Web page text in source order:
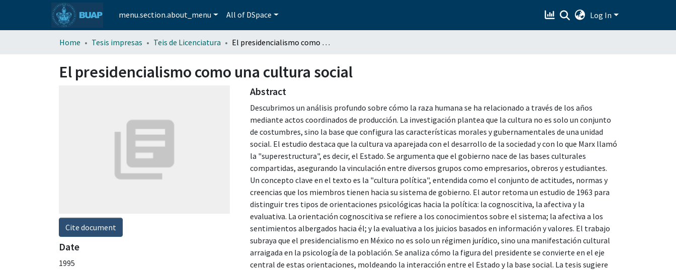
menu.section.about_menu All of DSpace Log In
Home Tesis impresas Teis de Licenciatura El presidencialismo como una cultura social
El presidencialismo como una cultura social
Cite document
Date
1995
Abstract
Descubrimos un análisis profundo sobre cómo la raza humana se ha relacionado a través de los años
mediante actos coordinados de producción. La investigación plantea que la cultura no es solo un conjunto
de costumbres, sino la base que configura las características morales y gubernamentales de una unidad
social. El estudio destaca que la cultura va aparejada con el desarrollo de la sociedad y con lo que Marx llamó
la "superestructura", es decir, el Estado. Se argumenta que el gobierno nace de las bases culturales
compartidas, asegurando la vinculación entre diversos grupos como empresarios, obreros y estudiantes.
Un concepto clave en el texto es la "cultura política", entendida como el conjunto de actitudes, normas y
creencias que los miembros tienen hacia su sistema de gobierno. El autor retoma un estudio de 1963 para
distinguir tres tipos de orientaciones psicológicas hacia la política: la cognoscitiva, la afectiva y la
evaluativa. La orientación cognoscitiva se refiere a los conocimientos sobre el sistema; la afectiva a los
sentimientos albergados hacia él; y la evaluativa a los juicios basados en información y valores. El trabajo
subraya que el presidencialismo en México no es solo un régimen jurídico, sino una manifestación cultural
arraigada en la psicología de la población. Se analiza cómo la figura del presidente se convierte en el eje
central de estas orientaciones, moldeando la interacción entre el Estado y la base social. La tesis sugiere